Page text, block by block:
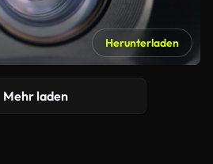
Herunterladen
Mehr laden